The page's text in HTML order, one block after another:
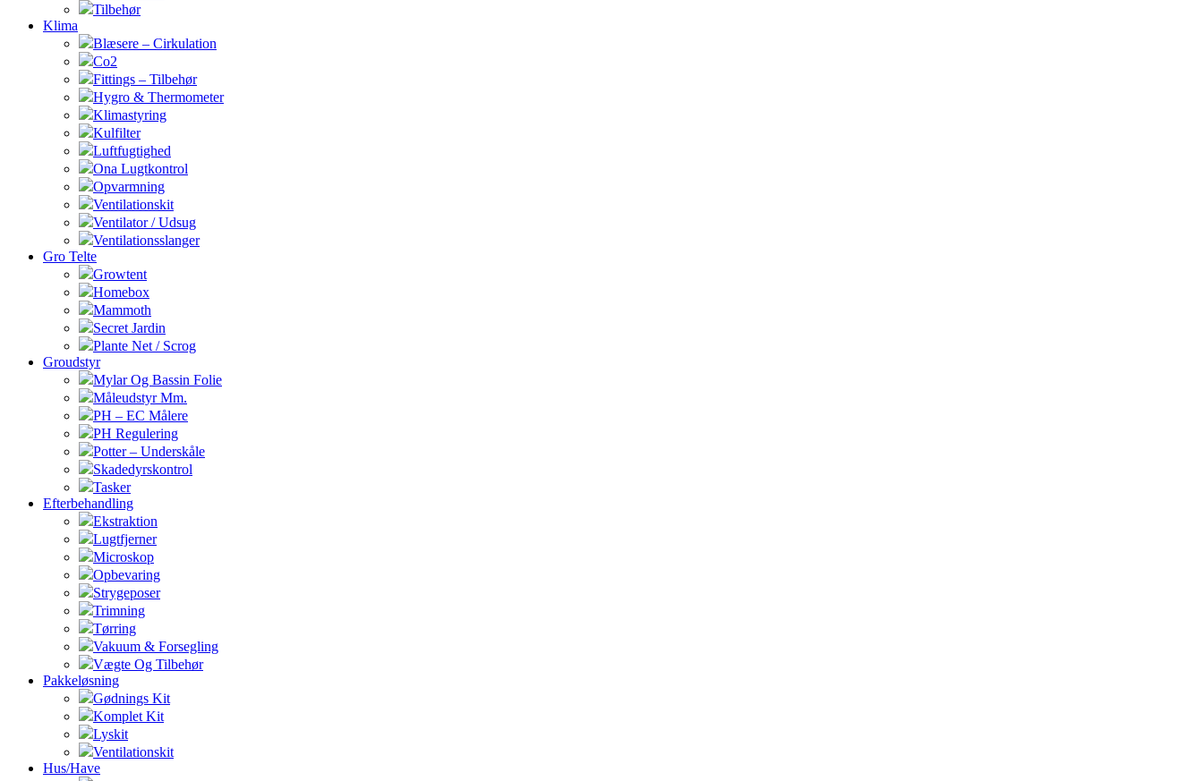
Tilbehør
Klima
Blæsere – Cirkulation
Co2
Fittings – Tilbehør
Hygro & Thermometer
Klimastyring
Kulfilter
Luftfugtighed
Ona Lugtkontrol
Opvarmning
Ventilationskit
Ventilator / Udsug
Ventilationsslanger
Gro Telte
Growtent
Homebox
Mammoth
Secret Jardin
Plante Net / Scrog
Groudstyr
Mylar Og Bassin Folie
Måleudstyr Mm.
PH – EC Målere
PH Regulering
Potter – Underskåle
Skadedyrskontrol
Tasker
Efterbehandling
Ekstraktion
Lugtfjerner
Microskop
Opbevaring
Strygeposer
Trimning
Tørring
Vakuum & Forsegling
Vægte Og Tilbehør
Pakkeløsning
Gødnings Kit
Komplet Kit
Lyskit
Ventilationskit
Hus/Have